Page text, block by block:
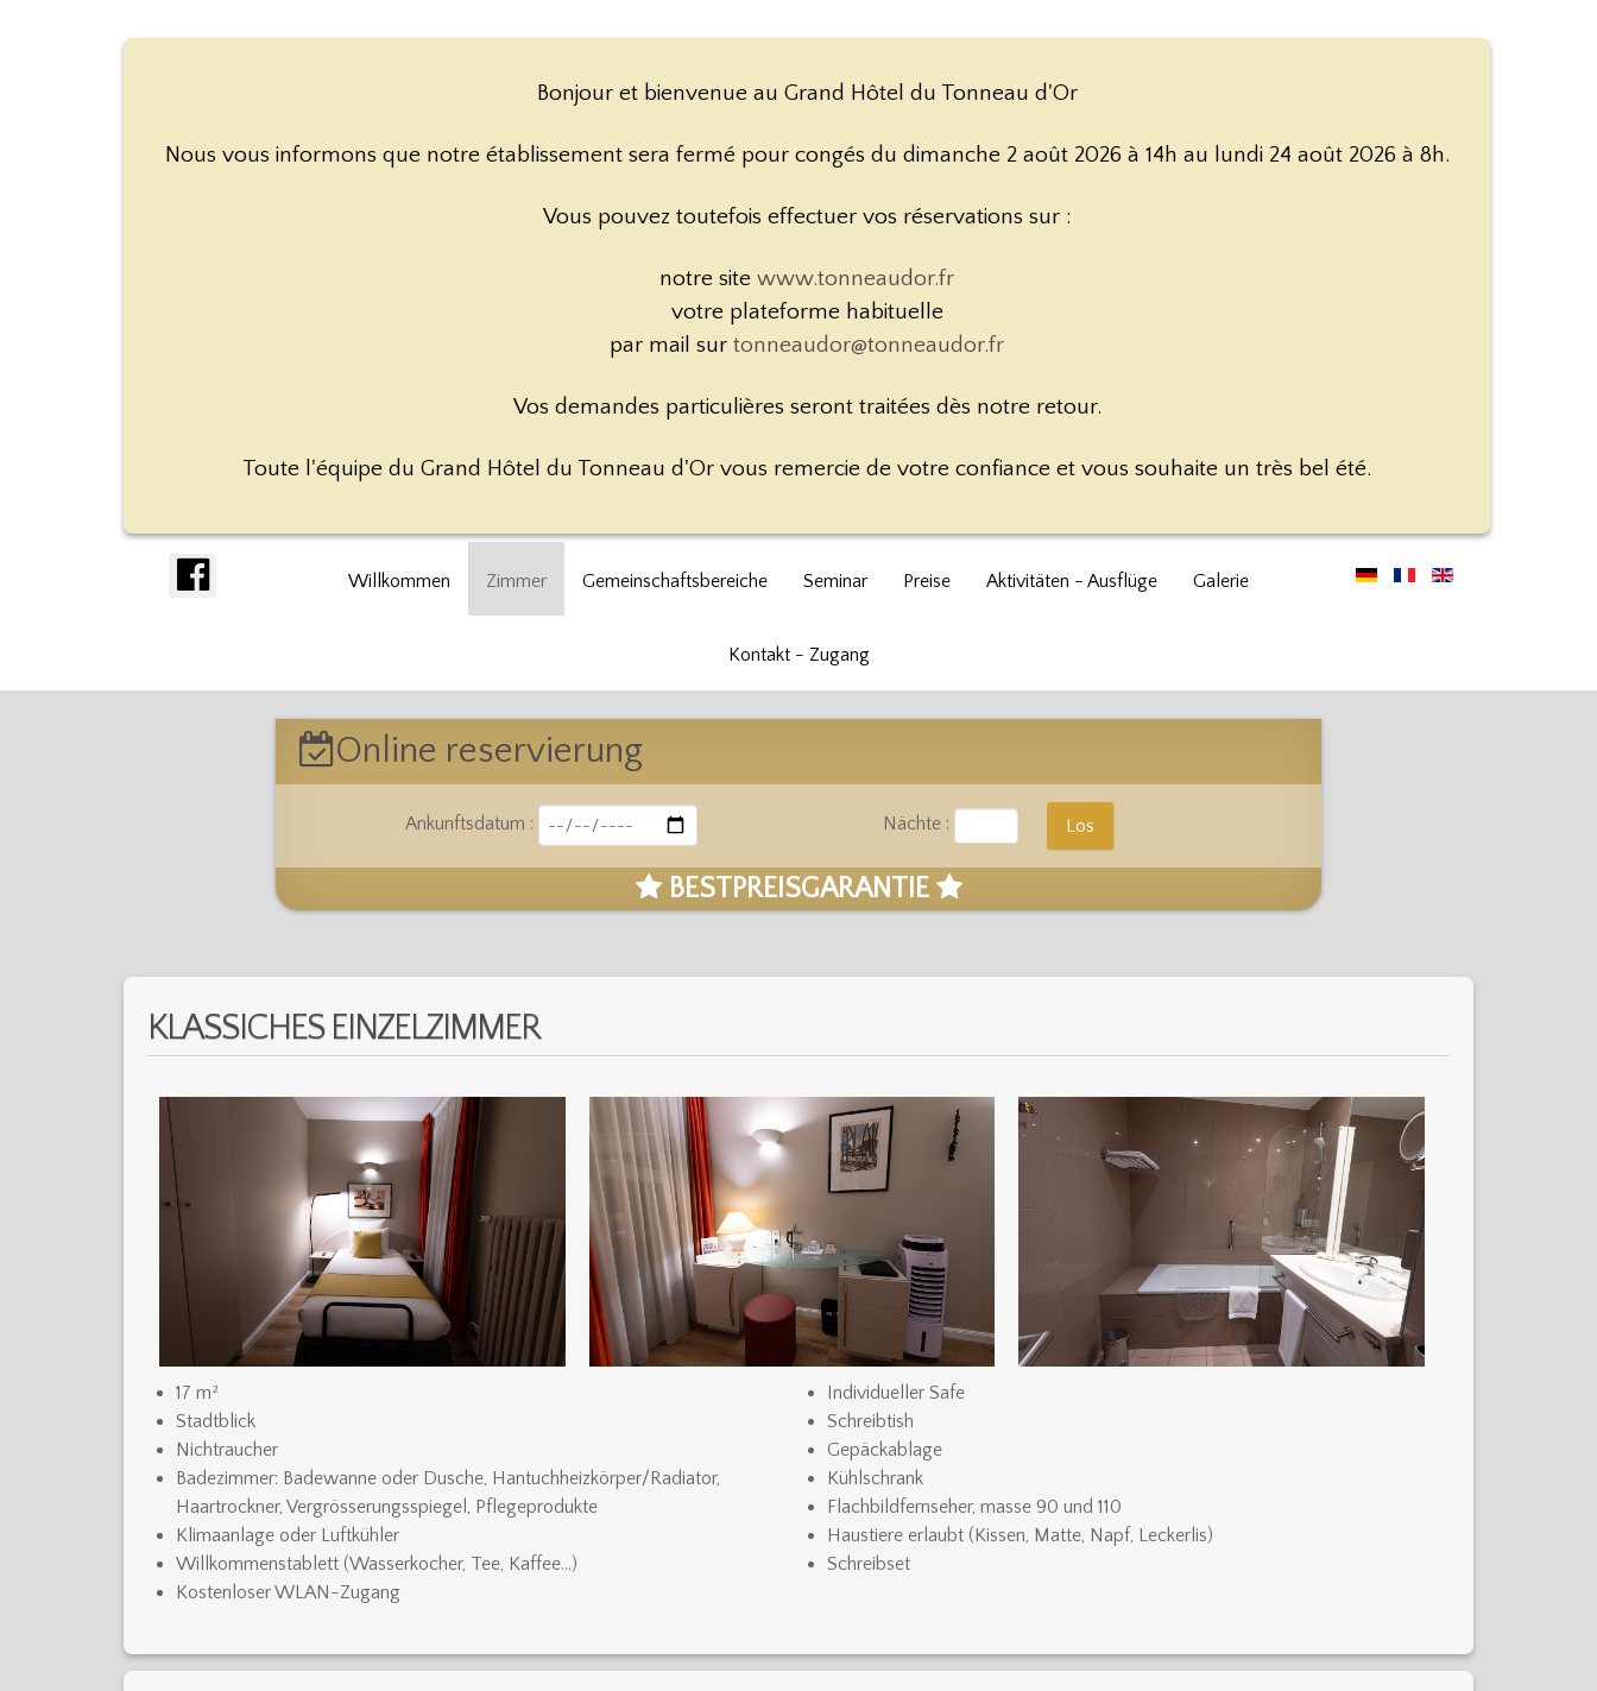
Bonjour et bienvenue au Grand Hôtel du Tonneau d'Or
Nous vous informons que notre établissement sera fermé pour congés du dimanche 2 août 2026 à 14h au lundi 24 août 2026 à 8h.
Vous pouvez toutefois effectuer vos réservations sur :
notre site www.tonneaudor.fr
votre plateforme habituelle
par mail sur tonneaudor@tonneaudor.fr
Vos demandes particulières seront traitées dès notre retour.
Toute l'équipe du Grand Hôtel du Tonneau d'Or vous remercie de votre confiance et vous souhaite un très bel été.
Willkommen Zimmer Gemeinschaftsbereiche Seminar Preise Aktivitäten - Ausflüge Galerie
Kontakt - Zugang
Online reservierung
Ankunftsdatum : Nächte :
BESTPREISGARANTIE
KLASSICHES EINZELZIMMER
17 m²
Stadtblick
Nichtraucher
Badezimmer: Badewanne oder Dusche, Hantuchheizkörper/Radiator,
Haartrockner, Vergrösserungsspiegel, Pflegeprodukte
Klimaanlage oder Luftkühler
Willkommenstablett (Wasserkocher, Tee, Kaffee…)
Kostenloser WLAN-Zugang
Individueller Safe
Schreibtish
Gepäckablage
Kühlschrank
Flachbildfernseher, masse 90 und 110
Haustiere erlaubt (Kissen, Matte, Napf, Leckerlis)
Schreibset